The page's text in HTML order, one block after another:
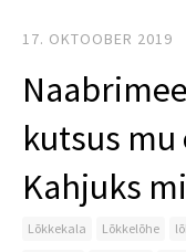
17. OKTOOBER 2019
kutsus
Kahjuks
Lõkkekala Lõkkelõhe